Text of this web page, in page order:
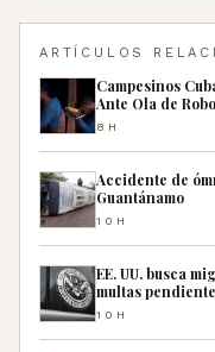
ARTÍCULOS
Campesinos
Ante Ola de
8H
Accidente de
Guantánamo
10H
EE. UU. busca
multas
10H